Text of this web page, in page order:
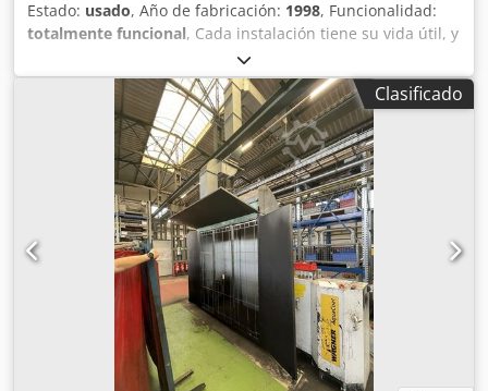
Estado: usado, Año de fabricación: 1998, Funcionalidad:
totalmente funcional, Cada instalación tiene su vida útil, y
hemos decidido donar nuestra instalación de pintura.
Plazo: hasta finales de septiembre. Se trata de una obra de
arte que nosotros mismos hemos ensamblado, ampliado y
mantenido. Queremos ceder la propia instalación de
pintura, el sistema de extracción de aire, la pared de agua
y todo lo que se ve en las imágenes. Actualmente, todavía
estamos utilizando esta instalación para pintar; está en
perfecto estado de funcionamiento. Dodpfx Aezl
Ambeclekr El comprador deberá desmontar la instalación
por sí mismo. Condiciones de entrega: recogida en la
fábrica de Königsbach-Stein. Le invitamos a que, cuando
desee, venga a visitar la instalación en nuestras
Clasificado